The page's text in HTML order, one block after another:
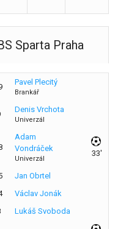
Sparta Praha
Pavel Plecitý
Brankář
Denis Vrchota
Univerzál
Adam
Vondráček
Univerzál
33'
Jan Obrtel
Václav Jonák
Lukáš Svoboda